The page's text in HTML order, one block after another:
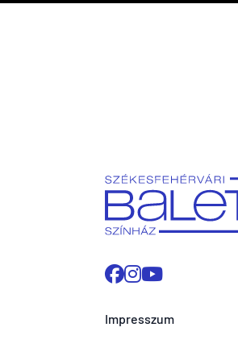
Impresszum